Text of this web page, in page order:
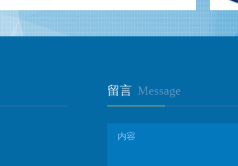
留言 Message